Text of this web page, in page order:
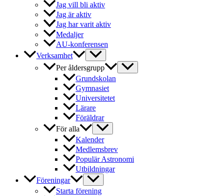
Jag vill bli aktiv
Jag är aktiv
Jag har varit aktiv
Medaljer
AU-konferensen
Verksamhet
Per åldersgrupp
Grundskolan
Gymnasiet
Universitetet
Lärare
Föräldrar
För alla
Kalender
Medlemsbrev
Populär Astronomi
Utbildningar
Föreningar
Starta förening